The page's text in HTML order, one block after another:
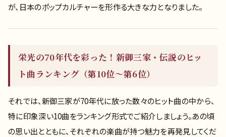
が、日本のポップカルチャーを形作る大きな力となりました。
栄光の70年代を彩った！新御三家・伝説のヒッ
ト曲ランキング（第10位〜第6位）
それでは、新御三家が70年代に放った数々のヒット曲の中から、
特に印象深い10曲をランキング形式でご紹介しましょう。あの頃
の思い出とともに、それぞれの楽曲が持つ魅力を再発見してくだ